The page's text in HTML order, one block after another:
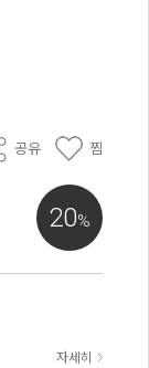
공유 찜
20%
자세히